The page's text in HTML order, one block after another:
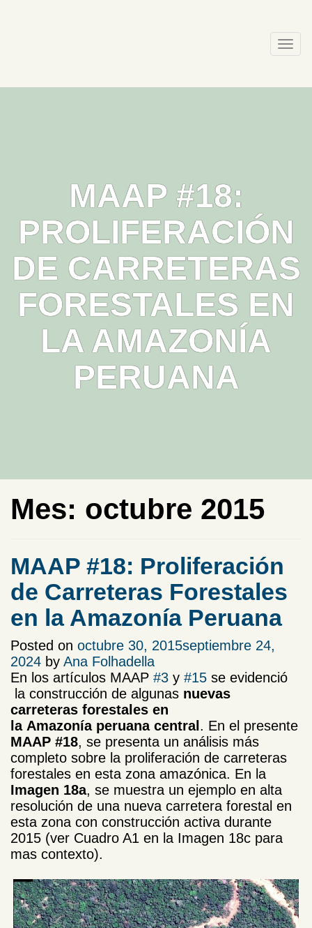
MAAP #18:
PROLIFERACIÓN
DE CARRETERAS
FORESTALES EN
LA AMAZONÍA
PERUANA
Mes: octubre 2015
MAAP #18: Proliferación
de Carreteras Forestales
en la Amazonía Peruana
Posted on octubre 30, 2015septiembre 24,
2024 by Ana Folhadella
En los artículos MAAP #3 y #15 se evidenció
la construcción de algunas nuevas
carreteras forestales en
la Amazonía peruana central . En el presente
MAAP #18, se presenta un análisis más
completo sobre la proliferación de carreteras
forestales en esta zona amazónica. En la
Imagen 18a, se muestra un ejemplo en alta
resolución de una nueva carretera forestal en
esta zona con construcción activa durante
2015 (ver Cuadro A1 en la Imagen 18c para
mas contexto).